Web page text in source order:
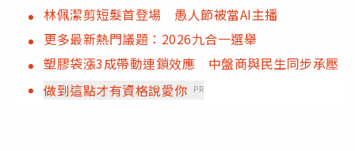
林佩潔剪短髮首登場 愚人節被當AI主播
更多最新熱門議題：2026九合一選舉
塑膠袋漲3成帶動連鎖效應 中盤商與民生同步承壓
做到這點才有資格說愛你 PR